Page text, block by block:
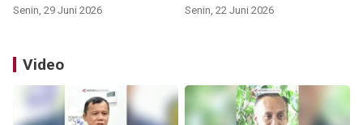
Senin, 29 Juni 2026 Senin, 22 Juni 2026
Video